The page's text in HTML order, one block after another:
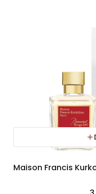
Maison Francis